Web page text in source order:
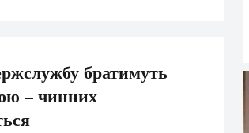
братимуть
– чинних